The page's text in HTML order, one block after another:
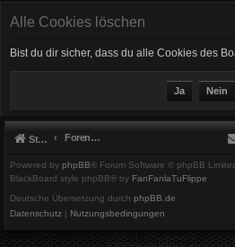
Alle Cookies löschen
Bist du dir sicher, dass du alle Cookies des
Startseite Foren-Übersicht
Powered by phpBB® Forum Software © phpBB
BlackBoard style phpBB® by FanFanlaTuFlippe
Deutsche Übersetzung durch phpBB.de
Datenschutz | Nutzungsbedingungen